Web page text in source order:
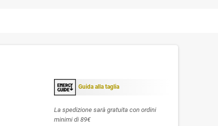
Guida alla taglia
La spedizione sarà gratuita con ordini
minimi di 89€